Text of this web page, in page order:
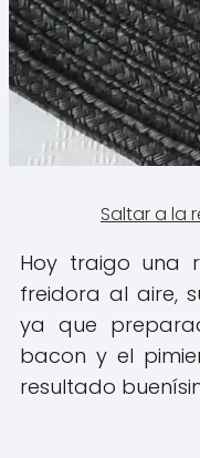
Saltar a la
Hoy traigo una
freidora al aire,
ya que
bacon y el
resultado